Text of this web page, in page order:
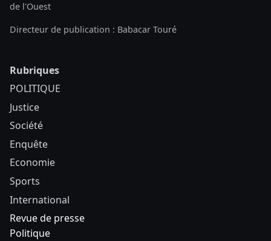
de l'Ouest
Directeur de publication : Babacar Touré
Rubriques
POLITIQUE
Justice
Société
Enquête
Economie
Sports
International
Revue de presse
Politique